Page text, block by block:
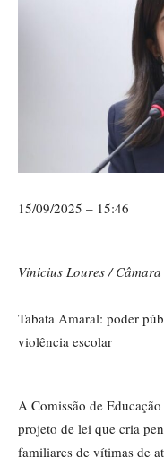
15/09/2025 – 15:46
Vinicius Loures /
Tabata Amaral: poder
violência escolar
A Comissão de
projeto de lei que cria
familiares de vítimas de